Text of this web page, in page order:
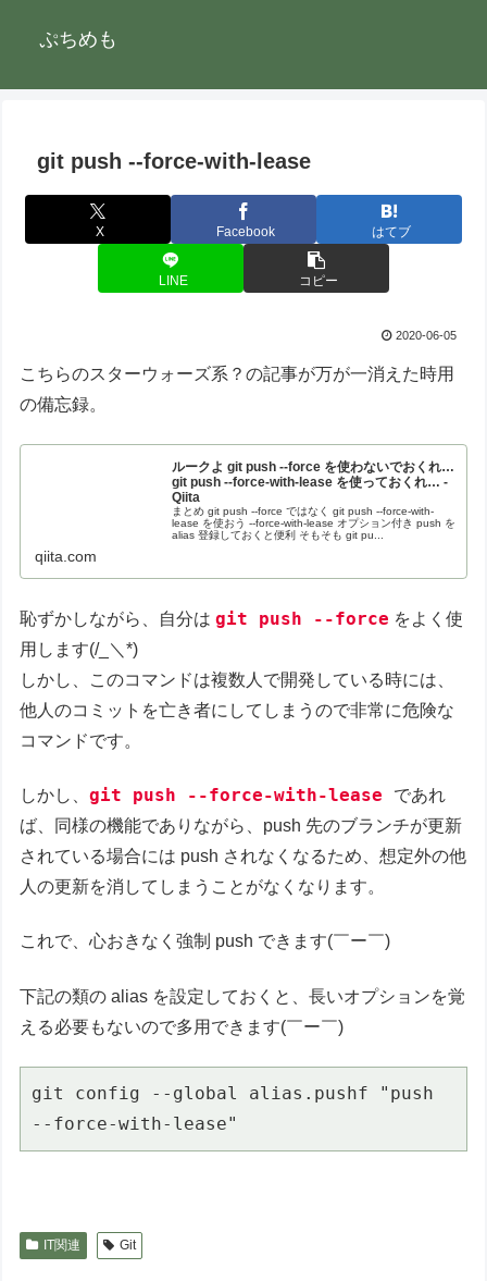
ぷちめも
git push --force-with-lease
X Facebook はてブ
LINE コピー
2020-06-05
こちらのスターウォーズ系？の記事が万が一消えた時用
の備忘録。
ルークよ git push --force を使わないでおくれ…
git push --force-with-lease を使っておくれ… -
Qiita
まとめ git push --force ではなく git push --force-with-
lease を使おう --force-with-lease オプション付き push を
alias 登録しておくと便利 そもそも git pu...
qiita.com
恥ずかしながら、自分はgit push --force をよく使
用します(/_＼*)
しかし、このコマンドは複数人で開発している時には、
他人のコミットを亡き者にしてしまうので非常に危険な
コマンドです。
しかし、git push --force-with-lease
であれ
ば、同様の機能でありながら、push 先のブランチが更新
されている場合には push されなくなるため、想定外の他
人の更新を消してしまうことがなくなります。
これで、心おきなく強制 push できます(￣ー￣)
下記の類の alias を設定しておくと、長いオプションを覚
える必要もないので多用できます(￣ー￣)
git config --global alias.pushf "push
--force-with-lease"
IT関連 Git